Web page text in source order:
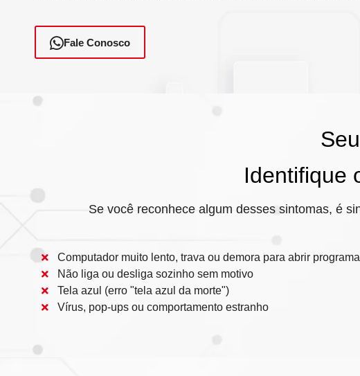
Fale Conosco
Identifique
Se você reconhece algum desses sintomas, é
Computador muito lento, trava ou demora para abrir
Não liga ou desliga sozinho sem motivo
Tela azul (erro "tela azul da morte")
Vírus, pop-ups ou comportamento estranho